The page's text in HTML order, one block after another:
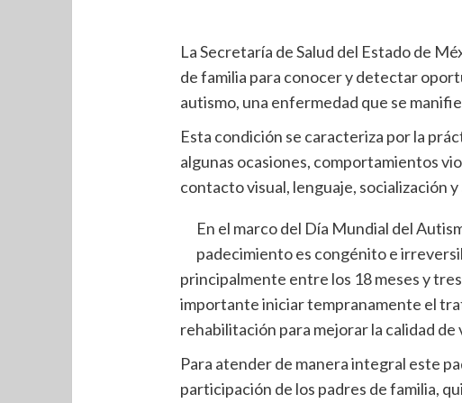
La Secretaría de Salud del Estado de
de familia para conocer y detectar
autismo, una enfermedad que se
Esta condición se caracteriza por la
algunas ocasiones, comportamientos
contacto visual, lenguaje, socialización
En el marco del Día Mundial del
padecimiento es congénito e
principalmente entre los 18 meses y
importante iniciar tempranamente el
rehabilitación para mejorar la calidad de
Para atender de manera integral este
participación de los padres de familia,